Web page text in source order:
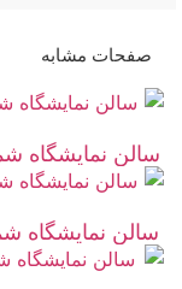
صفحات مشابه
سالن نمایشگاه
سالن نمایشگاه